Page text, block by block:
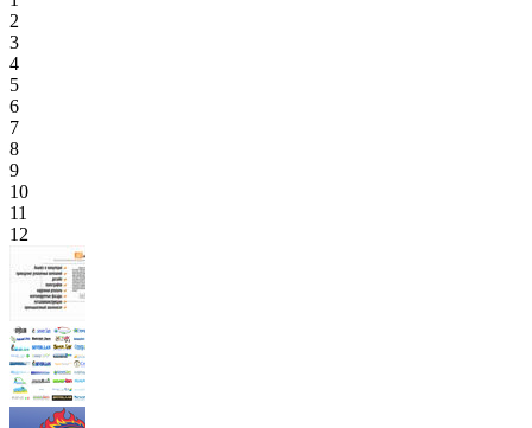
2
3
4
5
6
7
8
9
10
11
12